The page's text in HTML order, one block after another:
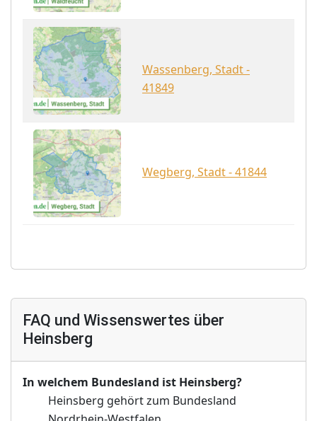
Wassenberg, Stadt -
41849
Wegberg, Stadt - 41844
FAQ und Wissenswertes über
Heinsberg
In welchem Bundesland ist Heinsberg?
Heinsberg gehört zum Bundesland